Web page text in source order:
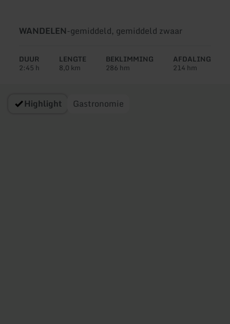
Soort
WANDELEN-Moeilijkheidsgraad:
gemiddeld, gemiddeld zwaar
DUUR
2:45 h
LENGTE
8,0 km
BEKLIMMING
286 hm
AFDALING
214 hm
Highlight Gastronomie